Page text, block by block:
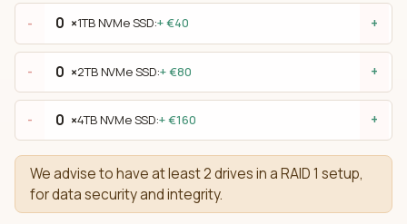
- ×1TB NVMe SSD:+ €40 +
- ×2TB NVMe SSD:+ €80 +
- ×4TB NVMe SSD:+ €160 +
We advise to have at least 2 drives in a RAID 1 setup,
for data security and integrity.